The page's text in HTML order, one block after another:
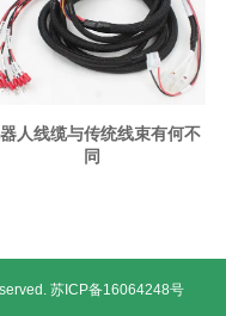
人线缆与传统线束有何不
同
苏ICP备16064248号